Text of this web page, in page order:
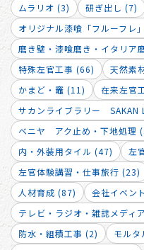
ムラリオ (3)
研ぎ出し (7)
オリジナル漆喰「フルーフレ
磨き壁・漆喰磨き・イタリア
特殊左官工事 (66)
天然素
かまど・竈 (11)
在来左官
サカンライブラリー SAKAN
ベニヤ アク止め・下地処理
内・外装用タイル (47)
左
左官体験講習・仕事旅行 (23)
人材育成 (87)
会社イベン
テレビ・ラジオ・雑誌メディ
防水・組積工事 (2)
モル